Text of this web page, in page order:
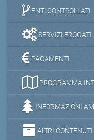
ENTI CONTROLLATI
SERVIZI EROGATI
PAGAMENTI
PROGRAMMA
INFORMAZIONI
ALTRI CONTENUTI